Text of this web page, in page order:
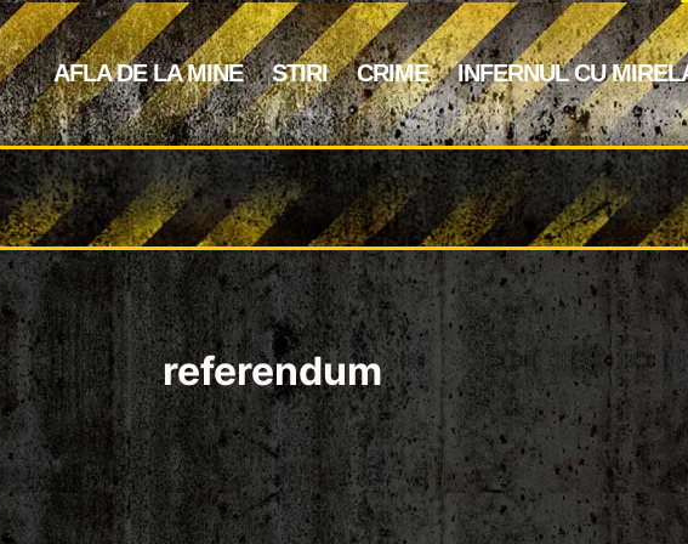
AFLA DE LA MINE STIRI CRIME INFERNUL CU
referendum